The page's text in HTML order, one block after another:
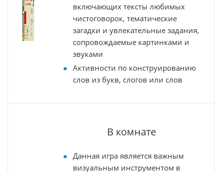
включающих тексты любимых
чистоговорок, тематические
загадки и увлекательные задания,
сопровождаемые картинками и
звуками
Активности по конструированию
слов из букв, слогов или слов
В комнате
Данная игра является важным
визуальным инструментом в